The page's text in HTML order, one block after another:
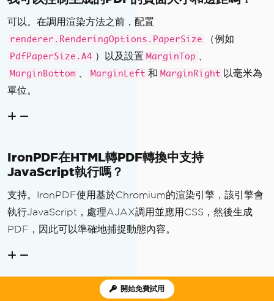
可以。在調用渲染方法之前，配置
renderer.RenderingOptions.PaperSize （例如
PdfPaperSize.A4 ）以及設置 MarginTop 、
MarginBottom 、 MarginLeft 和 MarginRight 以毫米為
單位。
IronPDF在HTML轉PDF轉換中支持
JavaScript執行嗎？
支持。IronPDF使用基於Chromium的渲染引擎，該引擎會
執行JavaScript，處理AJAX調用並應用CSS，然後生成
PDF，因此可以準確地捕捉動態內容。
我可以在建立後合併或壓縮PDF嗎？
開始免費試用